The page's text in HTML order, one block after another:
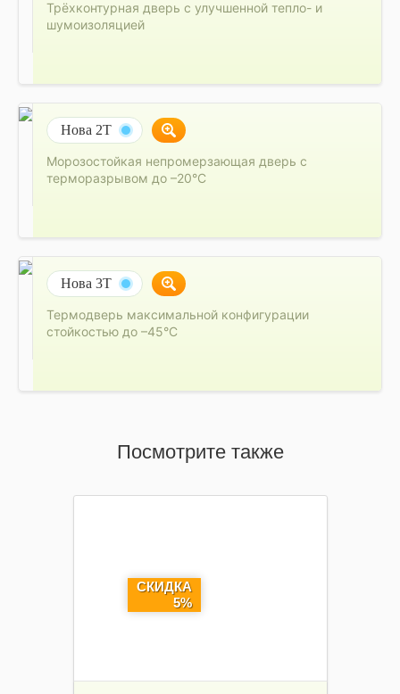
Трёхконтурная дверь с улучшенной тепло- и
шумоизоляцией
Нова 2Т
Морозостойкая непромерзающая дверь с
терморазрывом до –20°C
Нова 3Т
Термодверь максимальной конфигурации
стойкостью до –45°C
Посмотрите также
СКИДКА
5%